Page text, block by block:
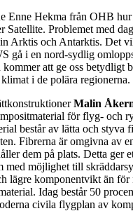
Enne Hekma från OHB hur
Satellite. Problemet med
Arktis och Antarktis. Det
gå i en nord-sydlig
att ge oss betydligt
i de polära regionerna.
Malin
för flyg- och
består av lätta och styva
Fibrerna är omgivna av
dem på plats. Detta ger
med möjlighet till
lägre komponentvikt än för
Idag består 50
civila flygplan av